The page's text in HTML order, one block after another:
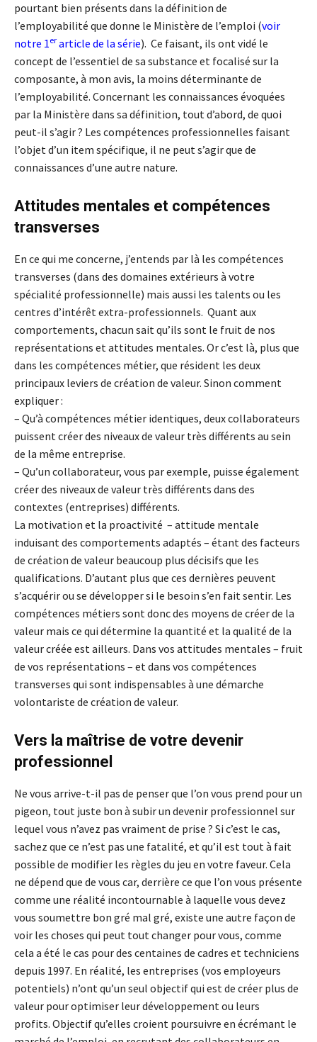
pourtant bien présents dans la définition de
l’employabilité que donne le Ministère de l’emploi (voir
notre 1er article de la série). Ce faisant, ils ont vidé le
concept de l’essentiel de sa substance et focalisé sur la
composante, à mon avis, la moins déterminante de
l’employabilité. Concernant les connaissances évoquées
par la Ministère dans sa définition, tout d’abord, de quoi
peut-il s’agir ? Les compétences professionnelles faisant
l’objet d’un item spécifique, il ne peut s’agir que de
connaissances d’une autre nature.
Attitudes mentales et compétences
transverses
En ce qui me concerne, j’entends par là les compétences
transverses (dans des domaines extérieurs à votre
spécialité professionnelle) mais aussi les talents ou les
centres d’intérêt extra-professionnels. Quant aux
comportements, chacun sait qu’ils sont le fruit de nos
représentations et attitudes mentales. Or c’est là, plus que
dans les compétences métier, que résident les deux
principaux leviers de création de valeur. Sinon comment
expliquer :
– Qu’à compétences métier identiques, deux collaborateurs
puissent créer des niveaux de valeur très différents au sein
de la même entreprise.
– Qu’un collaborateur, vous par exemple, puisse également
créer des niveaux de valeur très différents dans des
contextes (entreprises) différents.
La motivation et la proactivité – attitude mentale
induisant des comportements adaptés – étant des facteurs
de création de valeur beaucoup plus décisifs que les
qualifications. D’autant plus que ces dernières peuvent
s’acquérir ou se développer si le besoin s’en fait sentir. Les
compétences métiers sont donc des moyens de créer de la
valeur mais ce qui détermine la quantité et la qualité de la
valeur créée est ailleurs. Dans vos attitudes mentales – fruit
de vos représentations – et dans vos compétences
transverses qui sont indispensables à une démarche
volontariste de création de valeur.
Vers la maîtrise de votre devenir
professionnel
Ne vous arrive-t-il pas de penser que l’on vous prend pour un
pigeon, tout juste bon à subir un devenir professionnel sur
lequel vous n’avez pas vraiment de prise ? Si c’est le cas,
sachez que ce n’est pas une fatalité, et qu’il est tout à fait
possible de modifier les règles du jeu en votre faveur. Cela
ne dépend que de vous car, derrière ce que l’on vous présente
comme une réalité incontournable à laquelle vous devez
vous soumettre bon gré mal gré, existe une autre façon de
voir les choses qui peut tout changer pour vous, comme
cela a été le cas pour des centaines de cadres et techniciens
depuis 1997. En réalité, les entreprises (vos employeurs
potentiels) n’ont qu’un seul objectif qui est de créer plus de
valeur pour optimiser leur développement ou leurs
profits. Objectif qu’elles croient poursuivre en écrémant le